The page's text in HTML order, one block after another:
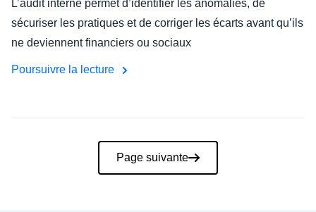
L’audit interne permet d’identifier les anomalies, de
sécuriser les pratiques et de corriger les écarts avant qu’ils
ne deviennent financiers ou sociaux
Poursuivre la lecture
Page suivante